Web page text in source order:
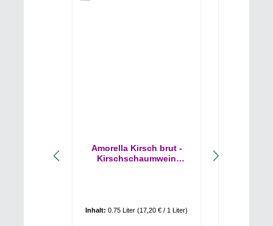
Amorella Kirsch brut -
Kirschschaumwein
Inhalt: 0.75 Liter (17,20 € / 1 Liter)